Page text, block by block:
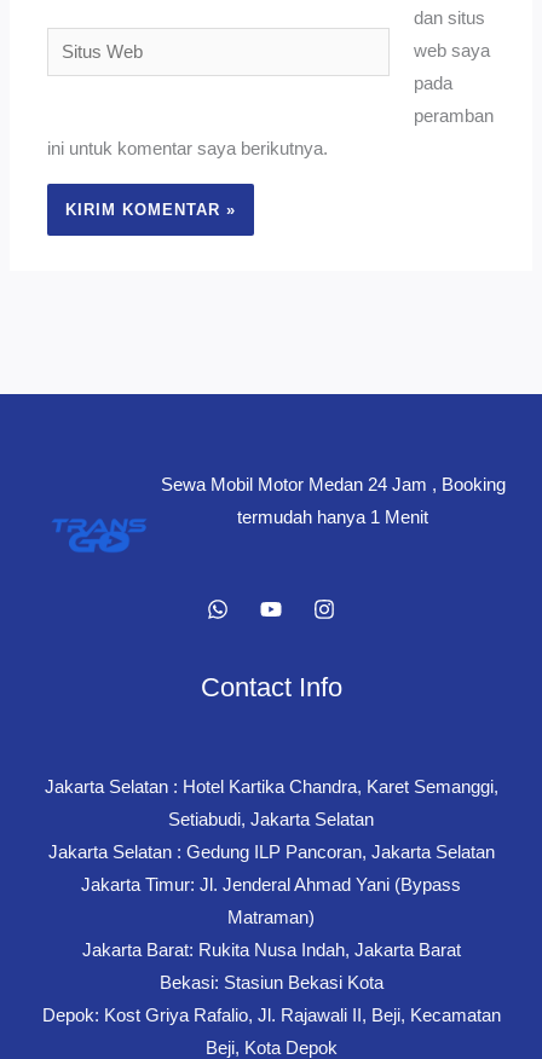
Situs
Web
dan situs
web saya
pada
peramban
ini untuk komentar saya berikutnya.
Sewa Mobil Motor Medan 24 Jam , Booking
termudah hanya 1 Menit
Contact Info
Jakarta Selatan : Hotel Kartika Chandra, Karet Semanggi,
Setiabudi, Jakarta Selatan
Jakarta Selatan : Gedung ILP Pancoran, Jakarta Selatan
Jakarta Timur: Jl. Jenderal Ahmad Yani (Bypass
Matraman)
Jakarta Barat: Rukita Nusa Indah, Jakarta Barat
Bekasi: Stasiun Bekasi Kota
Depok: Kost Griya Rafalio, Jl. Rajawali II, Beji, Kecamatan
Beji, Kota Depok